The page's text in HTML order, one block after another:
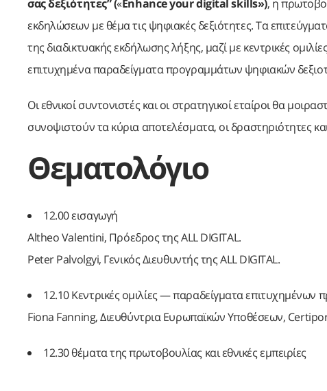
σας δεξιότητες”(«Enhance your digital skills»), η
εκδηλώσεων με θέμα τις ψηφιακές δεξιότητες. Τα
της διαδικτυακής εκδήλωσης λήξης, μαζί με κεντρικές
επιτυχημένα παραδείγματα προγραμμάτων ψηφιακών
Οι εθνικοί συντονιστές και οι στρατηγικοί εταίροι θα
συνοψιστούν τα κύρια αποτελέσματα, οι δραστηριότητες
Θεματολόγιο
12.00 εισαγωγή
Altheo Valentini, Πρόεδρος της ALL DIGITAL.
Peter Palvolgyi, Γενικός Διευθυντής της ALL DIGITAL.
12.10 Κεντρικές ομιλίες — παραδείγματα
Fiona Fanning, Διευθύντρια Ευρωπαϊκών Υποθέσεων,
12.30 θέματα της πρωτοβουλίας και εθνικές εμπειρίες